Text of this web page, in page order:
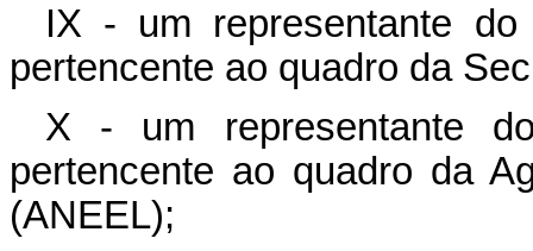
IX - um representante do
pertencente ao quadro da
X - um representante
pertencente ao quadro da
(ANEEL);